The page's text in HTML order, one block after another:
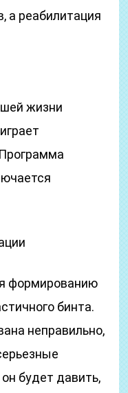
а реабилитация
жизни
формированию
бинта.
неправильно,
будет давить,